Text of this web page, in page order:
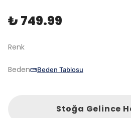
₺ 749.99
Renk
Beden Beden Tablosu
Stoğa Gelince